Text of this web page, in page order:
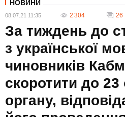
НОВИНИ
08.07.21 11:35 2 304 26
За тиждень до
з української
чиновників
скоротити до 23
органу,